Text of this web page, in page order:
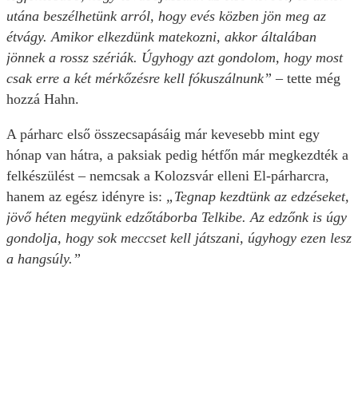
utána beszélhetünk arról, hogy evés közben jön meg az
étvágy. Amikor elkezdünk matekozni, akkor általában
jönnek a rossz szériák. Úgyhogy azt gondolom, hogy most
csak erre a két mérkőzésre kell fókuszálnunk” – tette még
hozzá Hahn.
A párharc első összecsapásáig már kevesebb mint egy
hónap van hátra, a paksiak pedig hétfőn már megkezdték a
felkészülést – nemcsak a Kolozsvár elleni El-párharcra,
hanem az egész idényre is: „Tegnap kezdtünk az edzéseket,
jövő héten megyünk edzőtáborba Telkibe. Az edzőnk is úgy
gondolja, hogy sok meccset kell játszani, úgyhogy ezen lesz
a hangsúly.”